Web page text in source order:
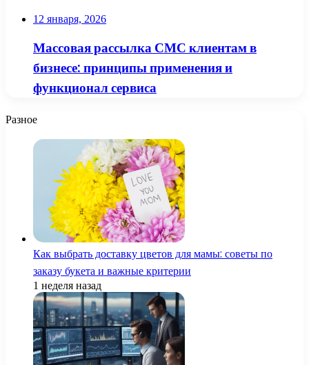
12 января, 2026
Массовая рассылка СМС клиентам в
бизнесе: принципы применения и
функционал сервиса
Разное
Как выбрать доставку цветов для мамы: советы по
заказу букета и важные критерии
1 неделя назад